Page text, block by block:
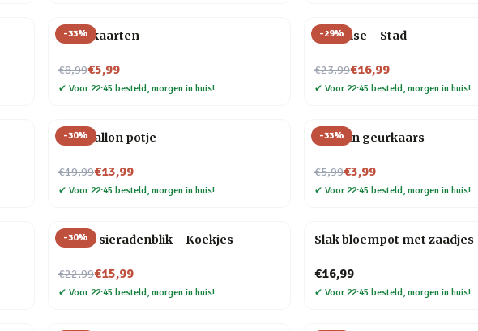
-33%
Tarotkaarten
€8,99
Nu voor€5,99
✔ Voor 22:45 besteld, morgen in huis!
-29%
Flip Vase – Stad
€23,99
Nu voor€16,99
✔ Voor 22:45 besteld, morgen in huis!
-30%
Blije ballon potje
€19,99
Nu voor€13,99
✔ Voor 22:45 besteld, morgen in huis!
-33%
Oceaan geurkaars
€5,99
Nu voor€3,99
✔ Voor 22:45 besteld, morgen in huis!
-30%
Snoep sieradenblik – Koekjes
€22,99
Nu voor€15,99
✔ Voor 22:45 besteld, morgen in huis!
Slak bloempot met zaadjes
€16,99
✔ Voor 22:45 besteld, morgen in huis!